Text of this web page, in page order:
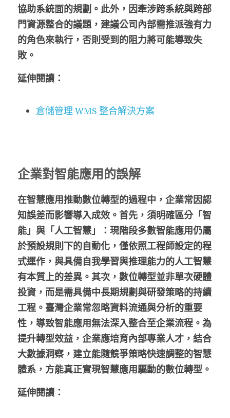
協助系統面的規劃。此外，因牽涉跨系統與跨部
門資源整合的議題，建議公司內部需推派強有力
的角色來執行，否則受到的阻力將可能導致失
敗。
延伸閱讀：
倉儲管理 WMS 整合解決方案
企業對智能應用的誤解
在智慧應用推動數位轉型的過程中，企業常因認
知誤差而影響導入成效。首先，須明確區分「智
能」與「人工智慧」：現階段多數智能應用仍屬
於預設規則下的自動化，僅依照工程師設定的程
式運作，與具備自我學習與推理能力的人工智慧
有本質上的差異。其次，數位轉型並非單次硬體
投資，而是需具備中長期規劃與研發策略的持續
工程。臺灣企業常忽略資料流通與分析的重要
性，導致智能應用無法深入整合至企業流程。為
提升轉型效益，企業應培育內部專業人才，結合
大數據洞察，建立能隨競爭策略快速調整的智慧
體系，方能真正實現智慧應用驅動的數位轉型。
延伸閱讀：